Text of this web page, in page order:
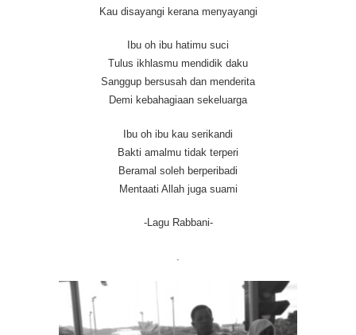
Kau disayangi kerana menyayangi
Ibu oh ibu hatimu suci
Tulus ikhlasmu mendidik daku
Sanggup bersusah dan menderita
Demi kebahagiaan sekeluarga
Ibu oh ibu kau serikandi
Bakti amalmu tidak terperi
Beramal soleh berperibadi
Mentaati Allah juga suami
-Lagu Rabbani-